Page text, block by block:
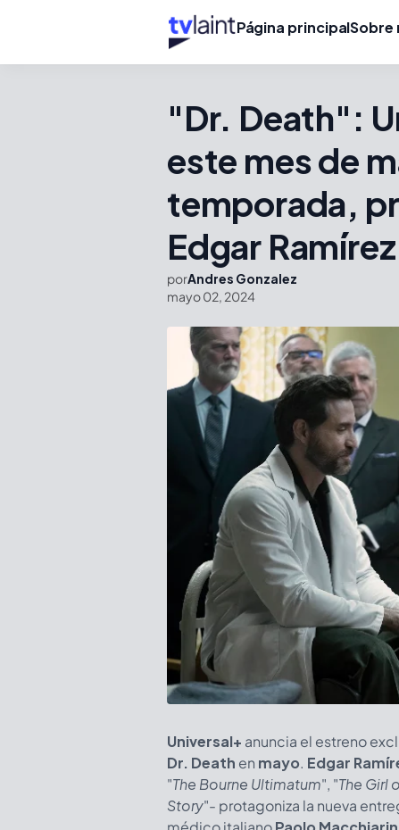
Página principalSobre
"Dr. Death":
este mes de
temporada,
Edgar Ramírez
porAndres Gonzalez
mayo 02, 2024
Universal+ anuncia el estreno
Dr. Death en mayo. Edgar
"The Bourne Ultimatum", "The Girl
Story"- protagoniza la nueva